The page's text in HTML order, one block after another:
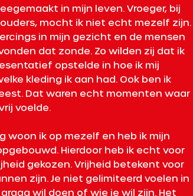
in mijn leven. Vroeger, bij
mocht ik niet echt mezelf zijn.
in mijn gezicht en de mensen
dat zonde. Zo wilden zij dat ik
opstelde in hoe ik mij
kleding ik aan had. Ook ben ik
Dat waren echt momenten waar
voelde.
woon ik op mezelf en heb ik mijn
Hierdoor heb ik echt voor
gekozen. Vrijheid betekent voor
zijn. Je niet gelimiteerd voelen in
wil doen of wie je wil zijn. Het